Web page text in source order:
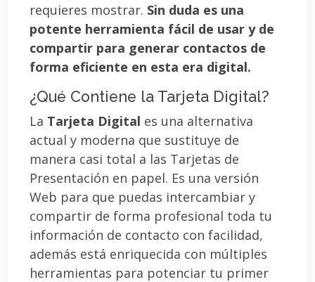
requieres mostrar. Sin duda es una
potente herramienta fácil de usar y de
compartir para generar contactos de
forma eficiente en esta era digital.
¿Qué Contiene la Tarjeta Digital?
La Tarjeta Digital es una alternativa
actual y moderna que sustituye de
manera casi total a las Tarjetas de
Presentación en papel. Es una versión
Web para que puedas intercambiar y
compartir de forma profesional toda tu
información de contacto con facilidad,
además está enriquecida con múltiples
herramientas para potenciar tu primer